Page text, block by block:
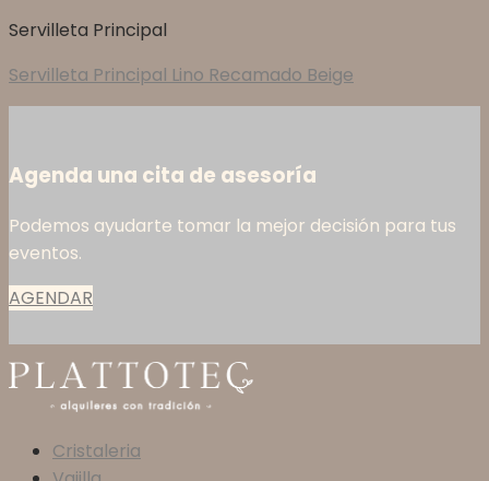
Servilleta Principal
Servilleta Principal Lino Recamado Beige
Agenda una cita de asesoría
Podemos ayudarte tomar la mejor decisión para tus
eventos.
AGENDAR
Cristaleria